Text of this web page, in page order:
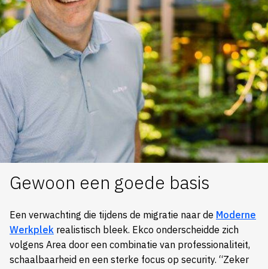
Gewoon een goede basis
Een verwachting die tijdens de migratie naar de Moderne
Werkplek realistisch bleek. Ekco onderscheidde zich
volgens Area door een combinatie van professionaliteit,
schaalbaarheid en een sterke focus op security. “Zeker